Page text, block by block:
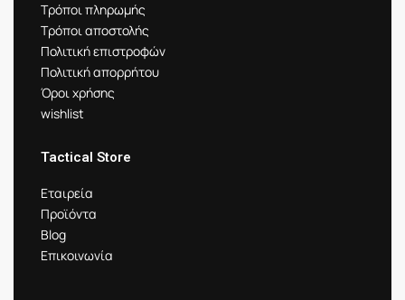
Τρόποι πληρωμής
Τρόποι αποστολής
Πολιτική επιστροφών
Πολιτική απορρήτου
Όροι χρήσης
wishlist
Tactical Store
Εταιρεία
Προϊόντα
Blog
Επικοινωνία